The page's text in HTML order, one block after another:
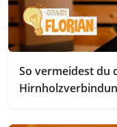
So vermeidest du